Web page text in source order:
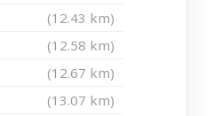
(12.43 km)
(12.58 km)
(12.67 km)
(13.07 km)